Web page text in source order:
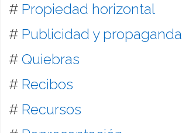
# Propiedad horizontal
# Publicidad y propaganda
# Quiebras
# Recibos
# Recursos